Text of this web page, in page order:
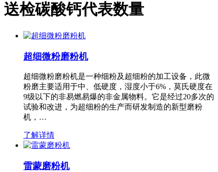
送检碳酸钙代表数量
超细微粉磨粉机
超细微粉磨粉机是一种细粉及超细粉的加工设备，此微
粉磨主要适用于中、低硬度，湿度小于6%，莫氏硬度在
9级以下的非易燃易爆的非金属物料。它是经过20多次的
试验和改进，为超细粉的生产而研发制造的新型磨粉
机，…
了解详情
雷蒙磨粉机